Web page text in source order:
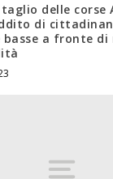
delle corse
di
basse a fronte